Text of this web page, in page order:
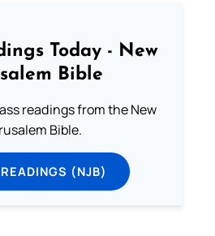
Today - New
Bible
readings from the New
Bible.
(NJB)